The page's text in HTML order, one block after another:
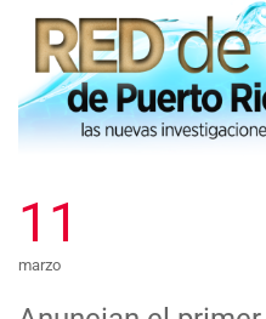
11
marzo